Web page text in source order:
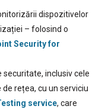
dispozitivelor
– folosind o
Security for
securitate, inclusiv cele
rețea, cu un serviciu
service, care